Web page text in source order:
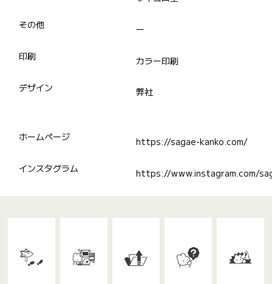
その他 ー
印刷 カラー印刷
デザイン 弊社
ホームページ https://sagae-kanko.com/
インスタグラム https://www.instagram.com/